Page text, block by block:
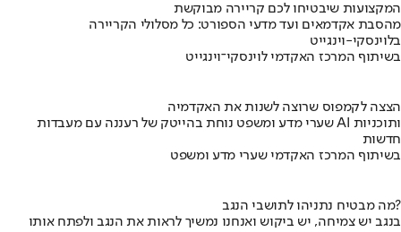
המקצועות שיבטיחו לכם קריירה מבוקשת
מהסבת אקדמאים ועד מדעי הספורט: כל מסלולי הקריירה
בלוינסקי-וינגייט
בשיתוף המרכז האקדמי לוינסקי־וינגייט
הצצה לקמפוס שרוצה לשנות את האקדמיה
שערי מדע ומשפט נוחת בהייטק של רעננה עם מעבדות AI ותוכניות
חדשות
בשיתוף המרכז האקדמי שערי מדע ומשפט
מה מבטיח נתניהו לתושבי הנגב?
בנגב יש צמיחה, יש ביקוש ואנחנו נמשיך לראות את הנגב ולפתח אותו